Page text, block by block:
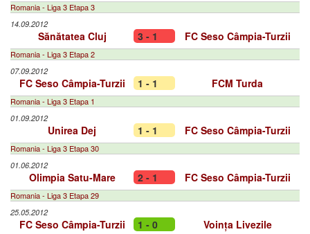
Romania - Liga 3 Etapa 3
14.09.2012
Sănătatea Cluj 3 - 1 FC Seso Câmpia-Turzii
Romania - Liga 3 Etapa 2
07.09.2012
FC Seso Câmpia-Turzii 1 - 1 FCM Turda
Romania - Liga 3 Etapa 1
01.09.2012
Unirea Dej 1 - 1 FC Seso Câmpia-Turzii
Romania - Liga 3 Etapa 30
01.06.2012
Olimpia Satu-Mare 2 - 1 FC Seso Câmpia-Turzii
Romania - Liga 3 Etapa 29
25.05.2012
FC Seso Câmpia-Turzii 1 - 0 Voința Livezile